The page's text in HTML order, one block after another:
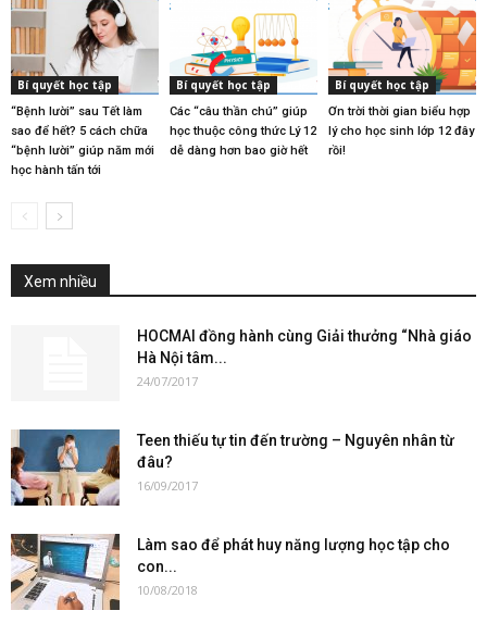
Bí quyết học tập
“Bệnh lười” sau Tết làm
sao để hết? 5 cách chữa
“bệnh lười” giúp năm mới
học hành tấn tới
Bí quyết học tập
Các “câu thần chú” giúp
học thuộc công thức Lý 12
dễ dàng hơn bao giờ hết
Bí quyết học tập
Ơn trời thời gian biểu hợp
lý cho học sinh lớp 12 đây
rồi!
Xem nhiều
HOCMAI đồng hành cùng Giải thưởng “Nhà giáo
Hà Nội tâm...
24/07/2017
Teen thiếu tự tin đến trường – Nguyên nhân từ
đâu?
16/09/2017
Làm sao để phát huy năng lượng học tập cho
con...
10/08/2018